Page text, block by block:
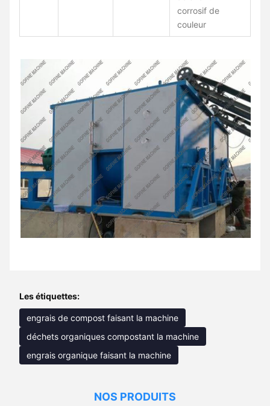
corrosif de
couleur
Les étiquettes:
engrais de compost faisant la machine
déchets organiques compostant la machine
engrais organique faisant la machine
NOS PRODUITS